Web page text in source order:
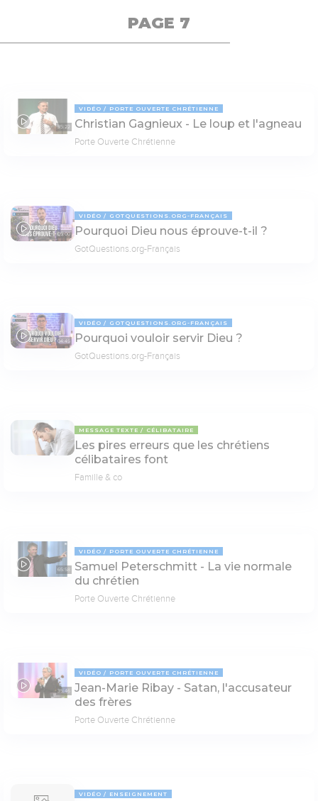
PAGE 7
35:22
VIDÉO PORTE OUVERTE CHRÉTIENNE
Christian Gagnieux - Le loup et l'agneau
Porte Ouverte Chrétienne
05:00
VIDÉO GOTQUESTIONS.ORG-FRANÇAIS
Pourquoi Dieu nous éprouve-t-il ?
GotQuestions.org-Français
04:45
VIDÉO GOTQUESTIONS.ORG-FRANÇAIS
Pourquoi vouloir servir Dieu ?
GotQuestions.org-Français
MESSAGE TEXTE CÉLIBATAIRE
Les pires erreurs que les chrétiens
célibataires font
Famille & co
65:58
VIDÉO PORTE OUVERTE CHRÉTIENNE
Samuel Peterschmitt - La vie normale
du chrétien
Porte Ouverte Chrétienne
35:46
VIDÉO PORTE OUVERTE CHRÉTIENNE
Jean-Marie Ribay - Satan, l'accusateur
des frères
Porte Ouverte Chrétienne
VIDÉO ENSEIGNEMENT